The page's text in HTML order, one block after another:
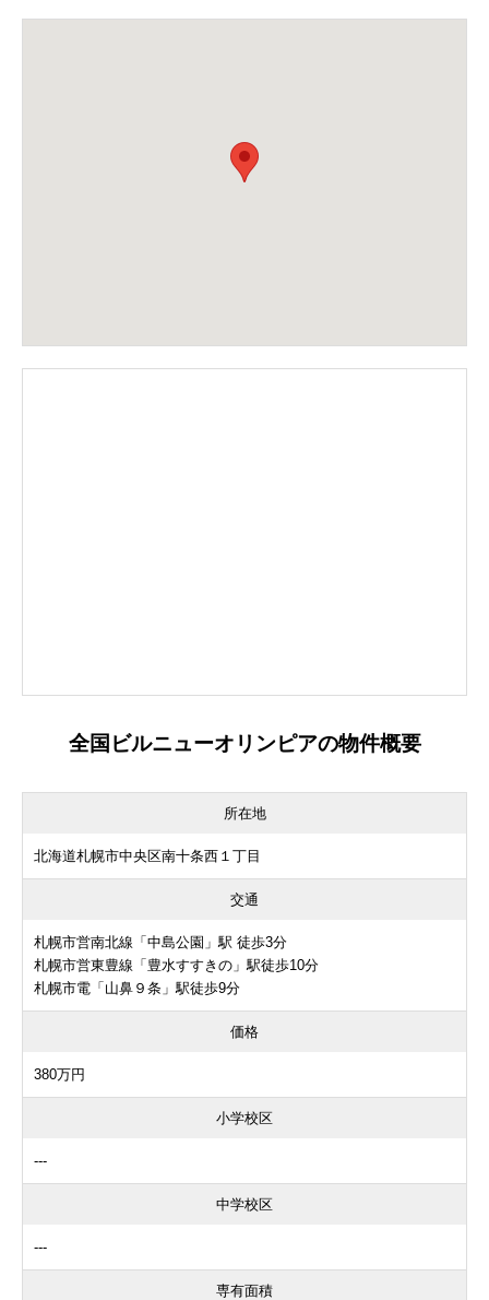
全国ビルニューオリンピアの物件概要
所在地
北海道札幌市中央区南十条西１丁目
交通
札幌市営南北線「中島公園」駅 徒歩3分
札幌市営東豊線「豊水すすきの」駅徒歩10分
札幌市電「山鼻９条」駅徒歩9分
価格
380万円
小学校区
---
中学校区
---
専有面積